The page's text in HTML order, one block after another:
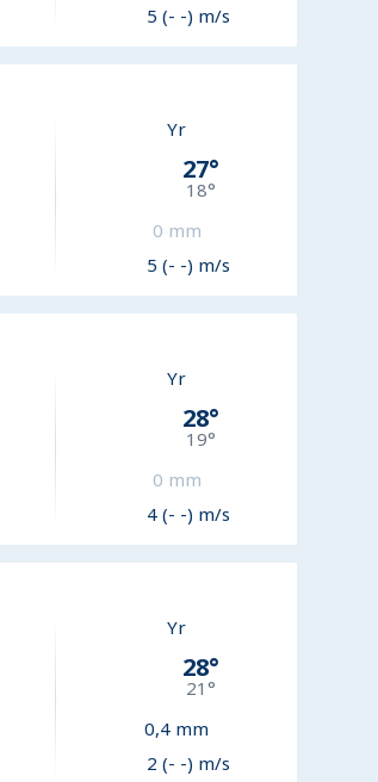
5 (- -) m/s
Yr
27°
18°
0 mm
5 (- -) m/s
Yr
28°
19°
0 mm
4 (- -) m/s
Yr
28°
21 °
0,4 mm
2 (- -) m/s